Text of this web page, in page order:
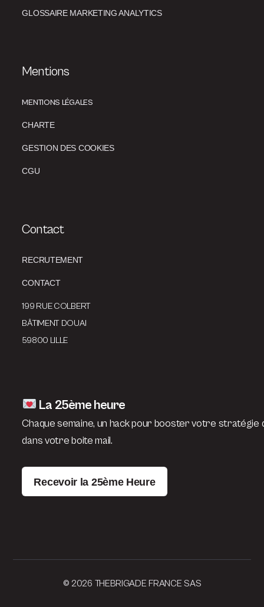
GLOSSAIRE MARKETING ANALYTICS
Mentions
MENTIONS LÉGALES
CHARTE
GESTION DES COOKIES
CGU
Contact
RECRUTEMENT
CONTACT
199 RUE COLBERT
BÂTIMENT DOUAI
59800 LILLE
La 25ème heure
Chaque semaine, un hack pour booster votre stratégie
dans votre boite mail.
Recevoir la 25ème Heure
© 2026 THEBRIGADE FRANCE SAS